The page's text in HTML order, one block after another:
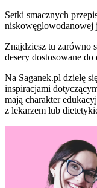
Setki smacznych
niskowęglowodanowej
Znajdziesz tu zarówno
desery dostosowane
Na Saganek.pl dzielę
inspiracjami
mają charakter
z lekarzem lub